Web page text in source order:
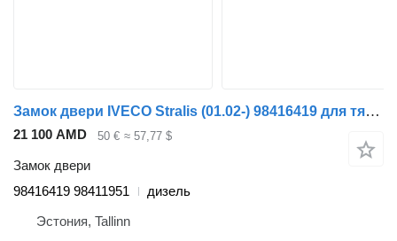
Замок двери IVECO Stralis (01.02-) 98416419 для тягача IVECO Stralis, Trakker (2002-)
21 100 AMD 50 € ≈ 57,77 $
Замок двери
98416419 98411951
дизель
Эстония, Tallinn